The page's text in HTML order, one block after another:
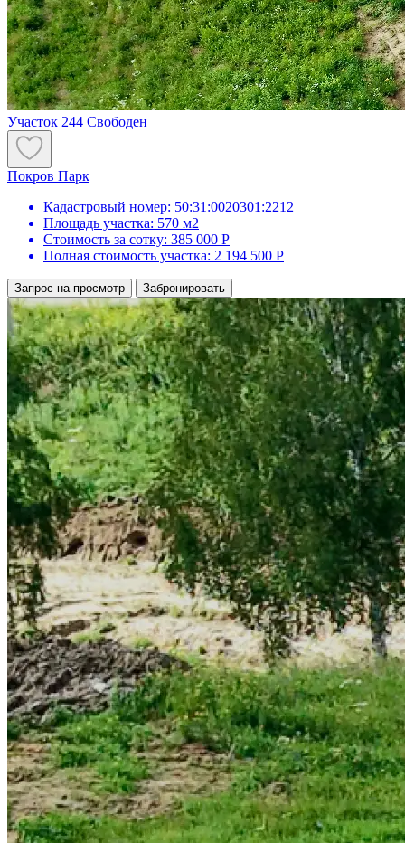
Участок 244 Свободен
Покров Парк
Кадастровый номер: 50:31:0020301:2212
Площадь участка: 570 м2
Стоимость за сотку: 385 000 Р
Полная стоимость участка: 2 194 500 Р
Запрос на просмотр Забронировать